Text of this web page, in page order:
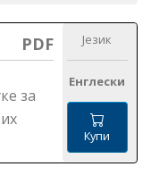
PDF
за
Језик
Енглески
Купи